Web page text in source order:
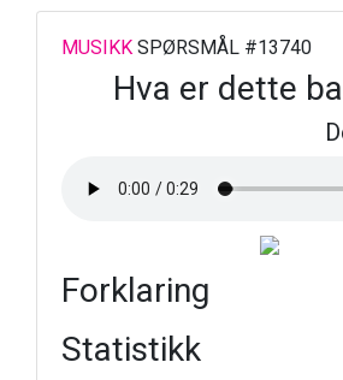
MUSIKK SPØRSMÅL #13740
Hva er dette
Forklaring
Statistikk